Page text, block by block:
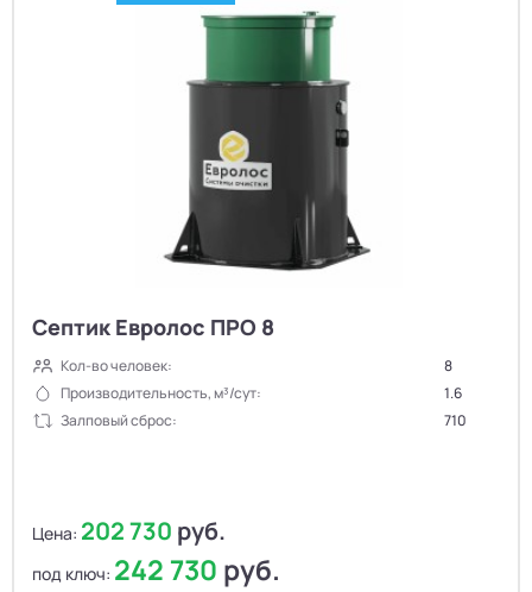
Септик Евролос ПРО 8
Кол-во человек:
8
Производительность, м³/сут:
1.6
Залповый сброс:
710
Цена: 202 730 руб.
под ключ: 242 730 руб.